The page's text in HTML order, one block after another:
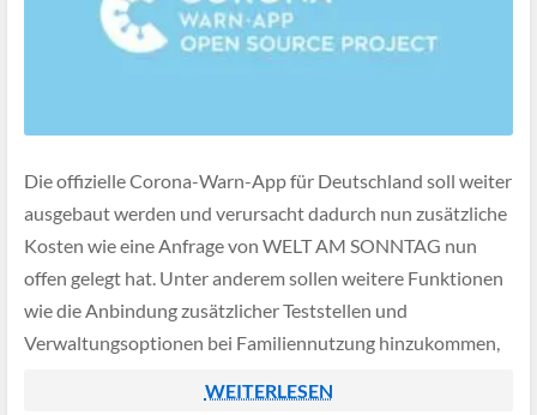
Die offizielle Corona-Warn-App für Deutschland soll weiter
ausgebaut werden und verursacht dadurch nun zusätzliche
Kosten wie eine Anfrage von WELT AM SONNTAG nun
offen gelegt hat. Unter anderem sollen weitere Funktionen
wie die Anbindung zusätzlicher Teststellen und
Verwaltungsoptionen bei Familiennutzung hinzukommen,
vom Bundesgesundheitsministerium bezahlen.
WEITERLESEN